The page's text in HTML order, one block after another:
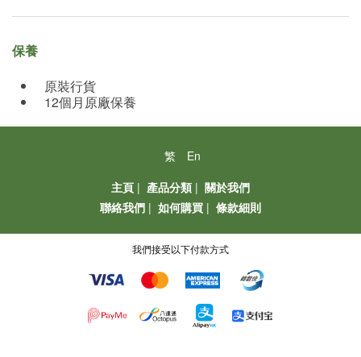
保養
原裝行貨
12個月原廠保養
繁
En
主頁 | 產品分類 | 關於我們
聯絡我們 | 如何購買 | 條款細則
我們接受以下付款方式